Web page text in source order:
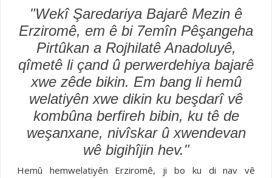
"Wekî Şaredariya Bajarê Mezin ê
Erziromê, em ê bi 7emîn Pêşangeha
Pirtûkan a Rojhilatê Anadoluyê,
qîmetê li çand û perwerdehiya bajarê
xwe zêde bikin. Em bang li hemû
welatiyên xwe dikin ku beşdarî vê
kombûna berfireh bibin, ku tê de
weşanxane, nivîskar û xwendevan
wê bigihîjin hev."
Hemû hemwelatiyên Erziromê, ji bo ku di nav vê